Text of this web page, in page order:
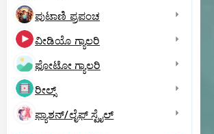
ಪುಟಾಣಿ ಪ್ರಪಂಚ
ವೀಡಿಯೊ ಗ್ಯಾಲರಿ
ಫೋಟೋ ಗ್ಯಾಲರಿ
ರೀಲ್ಸ್
ಫ್ಯಾಶನ್/ಲೈಫ್‌ ಸ್ಟೈಲ್